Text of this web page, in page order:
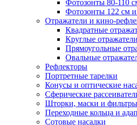
Фотозонты 80-110
Фотозонты 122 см и
Отражатели и кино-
Квадратные
Круглые отражатели
Прямоугольные
Овальные
Рефлекторы
Портретные тарелки
Конусы и оптические
Сферические
Шторки, маски и фильтры
Переходные кольца и
Сотовые насадки